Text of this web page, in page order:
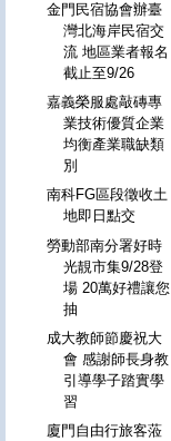
金門民宿協會辦臺
灣北海岸民宿交
流 地區業者報名
截止至9/26
嘉義榮服處敲磚專
業技術優質企業
均衡產業職缺類
別
南科FG區段徵收土
地即日點交
勞動部南分署好時
光靚市集9/28登
場 20萬好禮讓您
抽
成大教師節慶祝大
會 感謝師長身教
引導學子踏實學
習
廈門自由行旅客蒞